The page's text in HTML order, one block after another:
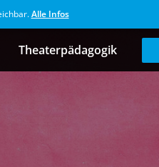
Alle Infos
Theaterpädagogik